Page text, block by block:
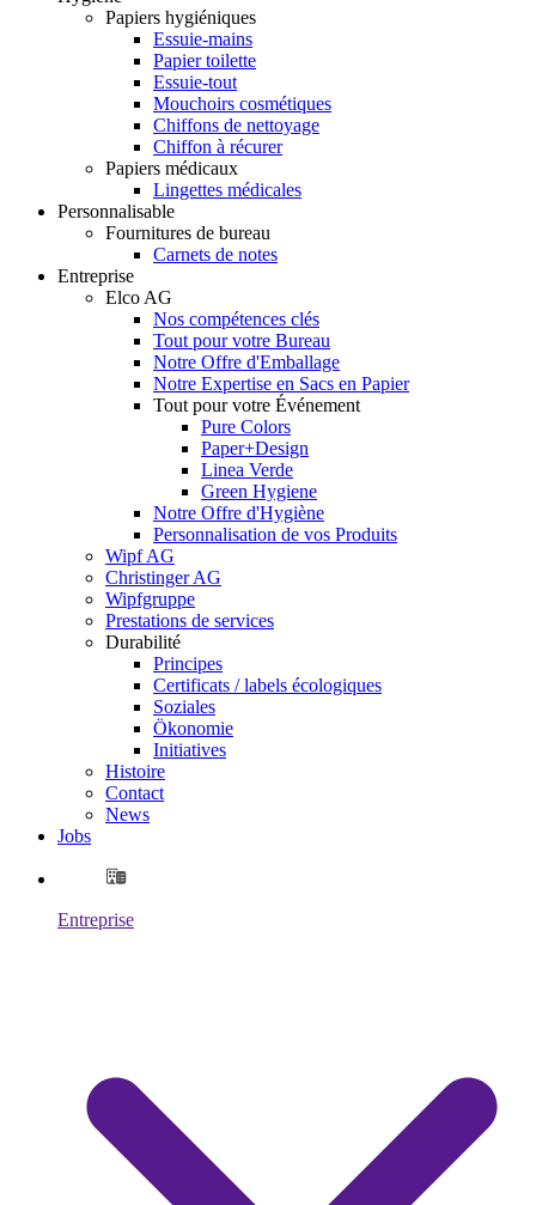
Papiers hygiéniques
Essuie-mains
Papier toilette
Essuie-tout
Mouchoirs cosmétiques
Chiffons de nettoyage
Chiffon à récurer
Papiers médicaux
Lingettes médicales
Personnalisable
Fournitures de bureau
Carnets de notes
Entreprise
Elco AG
Nos compétences clés
Tout pour votre Bureau
Notre Offre d'Emballage
Notre Expertise en Sacs en Papier
Tout pour votre Événement
Pure Colors
Paper+Design
Linea Verde
Green Hygiene
Notre Offre d'Hygiène
Personnalisation de vos Produits
Wipf AG
Christinger AG
Wipfgruppe
Prestations de services
Durabilité
Principes
Certificats / labels écologiques
Soziales
Ökonomie
Initiatives
Histoire
Contact
News
Jobs
Entreprise